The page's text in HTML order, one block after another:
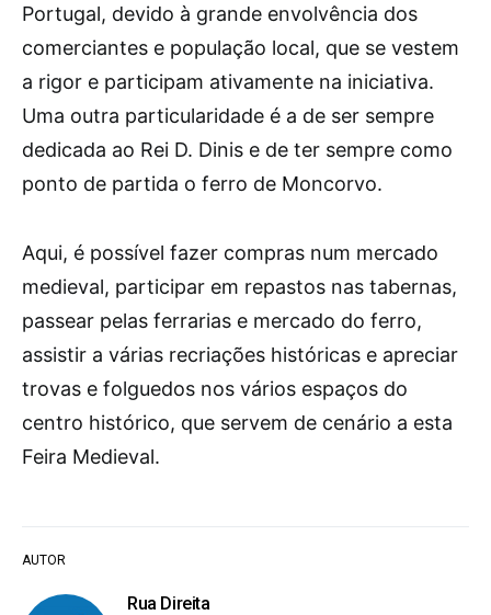
AUTOR
Rua Direita
Portugal, devido à grande envolvência dos
comerciantes e população local, que se vestem
a rigor e participam ativamente na iniciativa.
Uma outra particularidade é a de ser sempre
dedicada ao Rei D. Dinis e de ter sempre como
ponto de partida o ferro de Moncorvo.
Aqui, é possível fazer compras num mercado
medieval, participar em repastos nas tabernas,
passear pelas ferrarias e mercado do ferro,
assistir a várias recriações históricas e apreciar
trovas e folguedos nos vários espaços do
centro histórico, que servem de cenário a esta
Feira Medieval.